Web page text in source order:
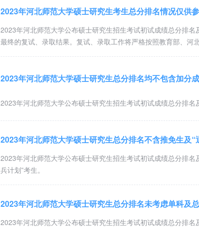
2023年河北师范大学硕士研究生考生总分排名情况仅供
2023年河北师范大学公布硕士研究生招生考试初试成绩总分排
最终的复试、录取结果。复试、录取工作将严格按照教育部、河
2023年河北师范大学硕士研究生总分排名均不包含加分
2023年河北师范大学公布硕士研究生招生考试初试成绩总分排名
2023年河北师范大学硕士研究生总分排名不含推免生及
2023年河北师范大学公布硕士研究生招生考试初试成绩总分排
兵计划”考生。
2023年河北师范大学硕士研究生总分排名未考虑单科及
2023年河北师范大学公布硕士研究生招生考试初试成绩总分排